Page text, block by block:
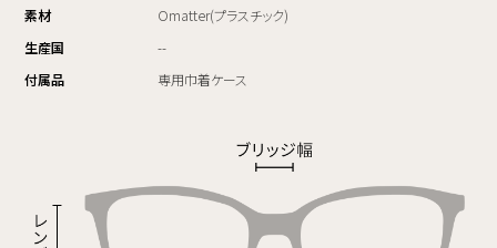
素材
Omatter(プラスチック)
生産国
--
付属品
専用巾着ケース